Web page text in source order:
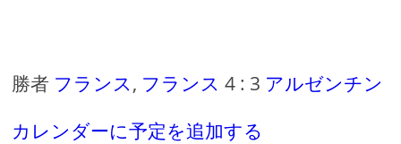
勝者 フランス, フランス 4 : 3 アルゼンチン
カレンダーに予定を追加する